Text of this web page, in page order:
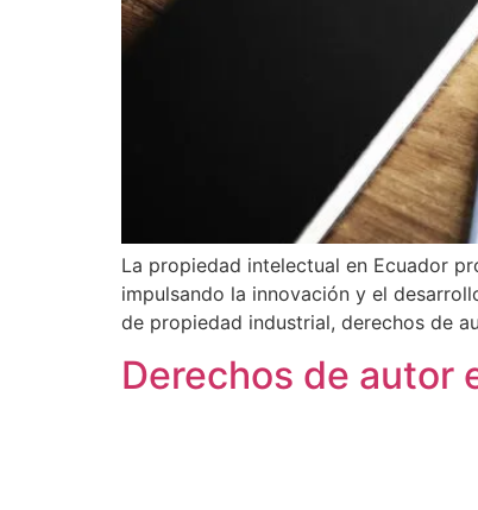
La propiedad intelectual en Ecuador
impulsando la innovación y el
de propiedad industrial, derechos de
Derechos de autor